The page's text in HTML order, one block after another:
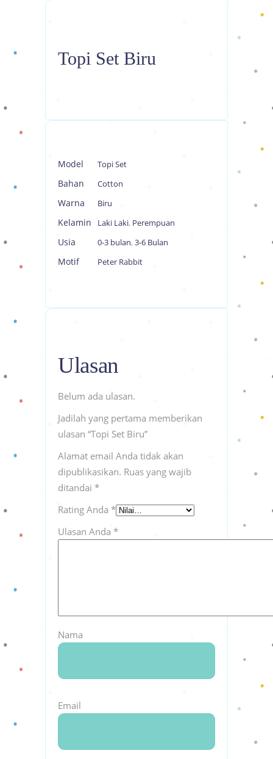
Topi Set Biru
Model Topi Set
Bahan Cotton
Warna Biru
Kelamin Laki Laki, Perempuan
Usia 0-3 bulan, 3-6 Bulan
Motif Peter Rabbit
Ulasan
Belum ada ulasan.
Jadilah yang pertama memberikan
ulasan “Topi Set Biru”
Alamat email Anda tidak akan
dipublikasikan. Ruas yang wajib
ditandai *
Rating Anda *
Ulasan Anda *
Nama
Email